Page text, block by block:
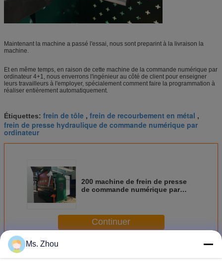
Maintenant la machine a passé l'essai, nous sont preparint à la livraison la
machine.
Et en même temps, en raison de cette machine de la commande numérique par
ordinateur 4+1, nous enverrons l'ingénieur au côté de client pour enseigner
leurs travailleurs à l'employer, spécialement comment faire la programmation à
réaliser entièrement automatiquement.
Étiquettes: frein de tôle , frein de recourbement en métal ,
frein de presse hydraulique de commande numérique par
ordinateur
200 machine de frein de presse
de commande numérique par
Continuer
Plus
Frein de presse de commande numérique par ordinateur
Ms. Zhou